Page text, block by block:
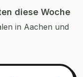
diese Woche
in Aachen und